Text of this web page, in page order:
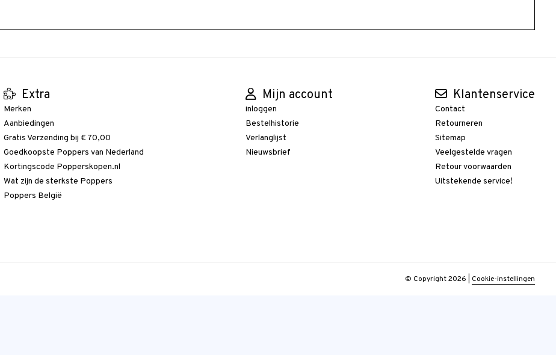
Extra
Merken
Aanbiedingen
Gratis Verzending bij € 70,00
Goedkoopste Poppers van Nederland
Kortingscode Popperskopen.nl
Wat zijn de sterkste Poppers
Poppers België
Mijn account
inloggen
Bestelhistorie
Verlanglijst
Nieuwsbrief
Klantenservice
Contact
Retourneren
Sitemap
Veelgestelde vragen
Retour voorwaarden
Uitstekende service!
© Copyright 2026 Cookie-instellingen